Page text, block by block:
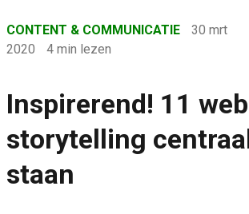
›
Content & Communicatie
›
Inspirerend! 11 websites die storytelling
CONTENT & COMMUNICATIE
30 mrt
2020
4 min lezen
Inspirerend! 11
storytelling
staan